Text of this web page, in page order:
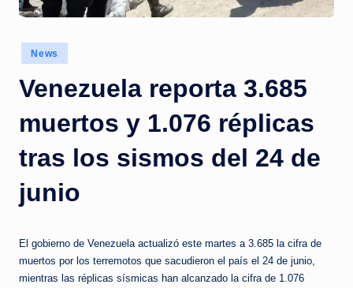
c
i
a
s
a
i
n
t
a
Posted
in
News
Venezuela reporta 3.685
muertos y 1.076 réplicas
tras los sismos del 24 de
junio
El gobierno de Venezuela actualizó este martes a 3.685 la cifra de
muertos por los terremotos que sacudieron el país el 24 de junio,
mientras las réplicas sísmicas han alcanzado la cifra de 1.076